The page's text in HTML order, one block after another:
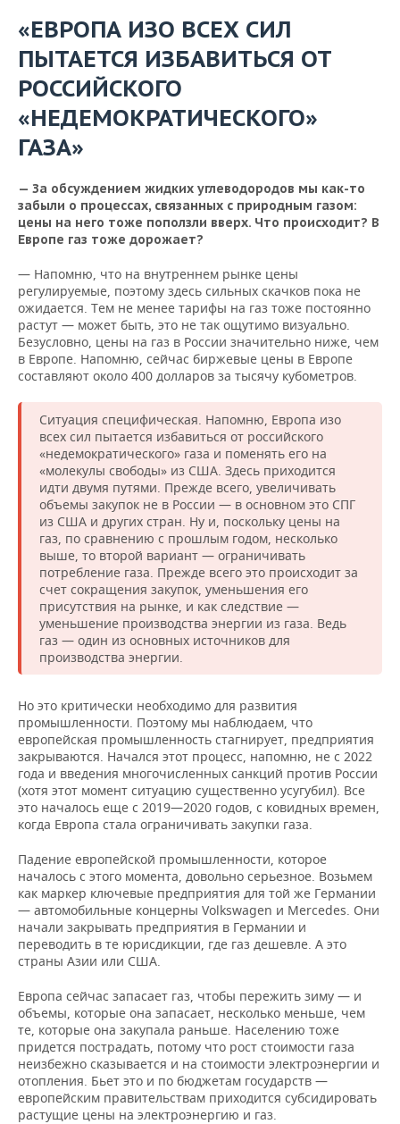
«ЕВРОПА ИЗО ВСЕХ СИЛ
ПЫТАЕТСЯ ИЗБАВИТЬСЯ ОТ
РОССИЙСКОГО
«НЕДЕМОКРАТИЧЕСКОГО»
ГАЗА»
— За обсуждением жидких углеводородов мы как-то
забыли о процессах, связанных с природным газом:
цены на него тоже поползли вверх. Что происходит? В
Европе газ тоже дорожает?
— Напомню, что на внутреннем рынке цены
регулируемые, поэтому здесь сильных скачков пока не
ожидается. Тем не менее тарифы на газ тоже постоянно
растут — может быть, это не так ощутимо визуально.
Безусловно, цены на газ в России значительно ниже, чем
в Европе. Напомню, сейчас биржевые цены в Европе
составляют около 400 долларов за тысячу кубометров.
Ситуация специфическая. Напомню, Европа изо
всех сил пытается избавиться от российского
«недемократического» газа и поменять его на
«молекулы свободы» из США. Здесь приходится
идти двумя путями. Прежде всего, увеличивать
объемы закупок не в России — в основном это СПГ
из США и других стран. Ну и, поскольку цены на
газ, по сравнению с прошлым годом, несколько
выше, то второй вариант — ограничивать
потребление газа. Прежде всего это происходит за
счет сокращения закупок, уменьшения его
присутствия на рынке, и как следствие —
уменьшение производства энергии из газа. Ведь
газ — один из основных источников для
производства энергии.
Но это критически необходимо для развития
промышленности. Поэтому мы наблюдаем, что
европейская промышленность стагнирует, предприятия
закрываются. Начался этот процесс, напомню, не с 2022
года и введения многочисленных санкций против России
(хотя этот момент ситуацию существенно усугубил). Все
это началось еще с 2019—2020 годов, с ковидных времен,
когда Европа стала ограничивать закупки газа.
Падение европейской промышленности, которое
началось с этого момента, довольно серьезное. Возьмем
как маркер ключевые предприятия для той же Германии
— автомобильные концерны Volkswagen и Mercedes. Они
начали закрывать предприятия в Германии и
переводить в те юрисдикции, где газ дешевле. А это
страны Азии или США.
Европа сейчас запасает газ, чтобы пережить зиму — и
объемы, которые она запасает, несколько меньше, чем
те, которые она закупала раньше. Населению тоже
придется пострадать, потому что рост стоимости газа
неизбежно сказывается и на стоимости электроэнергии и
отопления. Бьет это и по бюджетам государств —
европейским правительствам приходится субсидировать
растущие цены на электроэнергию и газ.